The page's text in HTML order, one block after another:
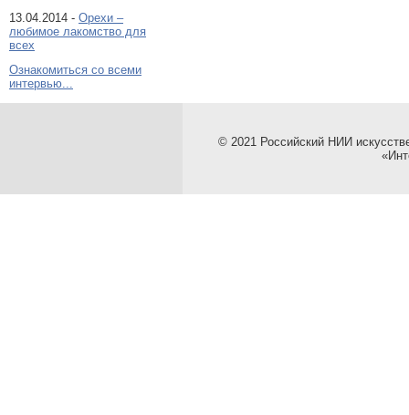
13.04.2014 - Орехи –
любимое лакомство для
всех
Ознакомиться со всеми
интервью...
© 2021 Российский НИИ